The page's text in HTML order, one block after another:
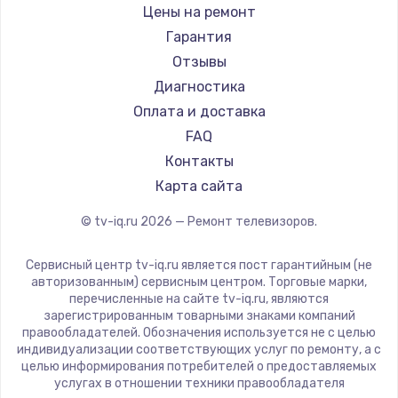
Замена видеокарты
1600 руб.
Ремонт разъема питания
880 руб.
Заказать
Замена видеочипа
Заказать
Замена северного моста
2600 руб.
Заказать
Daewoo
Centek
Telefunken
Hyundai
Doffler
Hiper
Grundig
HITACHI
Yandex
National
iFFALCON
Tuvio
Nord
Цены на ремонт
Гарантия
Отзывы
Диагностика
Оплата и доставка
FAQ
Контакты
Карта сайта
© tv-iq.ru 2026 — Ремонт телевизоров.
Сервисный центр tv-iq.ru является пост гарантийным (не
авторизованным) сервисным центром. Торговые марки,
перечисленные на сайте tv-iq.ru, являются
зарегистрированным товарными знаками компаний
правообладателей. Обозначения используется не с целью
индивидуализации соответствующих услуг по ремонту, а с
целью информирования потребителей о предоставляемых
услугах в отношении техники правообладателя